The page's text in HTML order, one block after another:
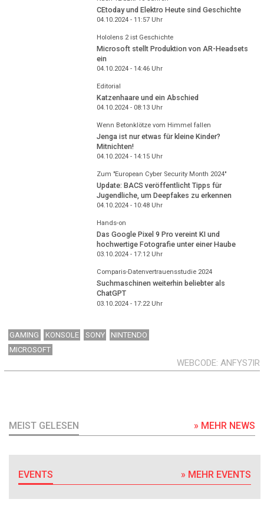
CEtoday und Elektro Heute sind Geschichte
04.10.2024 - 11:57Uhr
Hololens 2 ist Geschichte
Microsoft stellt Produktion von AR-Headsets
ein
04.10.2024 - 14:46Uhr
Editorial
Katzenhaare und ein Abschied
04.10.2024 - 08:13Uhr
Wenn Betonklötze vom Himmel fallen
Jenga ist nur etwas für kleine Kinder?
Mitnichten!
04.10.2024 - 14:15Uhr
Zum "European Cyber Security Month 2024"
Update: BACS veröffentlicht Tipps für
Jugendliche, um Deepfakes zu erkennen
04.10.2024 - 10:48Uhr
Hands-on
Das Google Pixel 9 Pro vereint KI und
hochwertige Fotografie unter einer Haube
03.10.2024 - 17:12Uhr
Comparis-Datenvertrauensstudie 2024
Suchmaschinen weiterhin beliebter als
ChatGPT
03.10.2024 - 17:22Uhr
GAMING KONSOLE SONY
NINTENDO
MICROSOFT
WEBCODE ANFYS7IR
MEIST GELESEN » MEHR NEWS
EVENTS » MEHR EVENTS